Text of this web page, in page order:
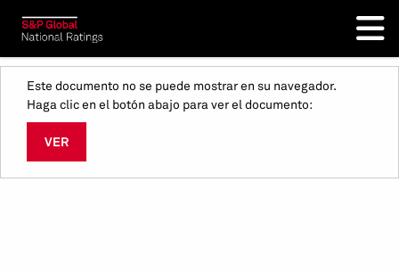
Este documento no se puede mostrar en su navegador.
Haga clic en el botón abajo para ver el documento:
VER